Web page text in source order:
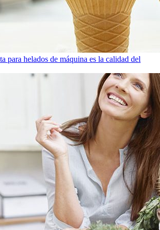
para helados de máquina es la calidad del